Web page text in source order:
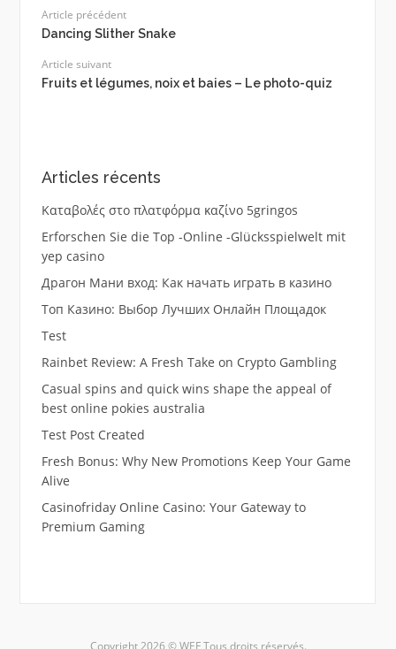
Article précédent
Dancing Slither Snake
Article suivant
Fruits et légumes, noix et baies – Le photo-quiz
Articles récents
Καταβολές στο πλατφόρμα καζίνο 5gringos
Erforschen Sie die Top -Online -Glücksspielwelt mit
yep casino
Драгон Мани вход: Как начать играть в казино
Топ Казино: Выбор Лучших Онлайн Площадок
Test
Rainbet Review: A Fresh Take on Crypto Gambling
Casual spins and quick wins shape the appeal of
best online pokies australia
Test Post Created
Fresh Bonus: Why New Promotions Keep Your Game
Alive
Casinofriday Online Casino: Your Gateway to
Premium Gaming
Copyright 2026 © WEF Tous droits réservés.